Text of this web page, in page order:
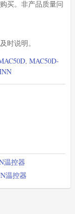
买。非产品质量问
时说明。
, MAC50D-
温控器
温控器